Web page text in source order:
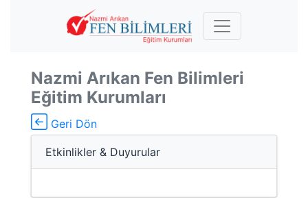
Nazmi Arıkan Fen Bilimleri
Eğitim Kurumları
Geri Dön
Etkinlikler & Duyurular